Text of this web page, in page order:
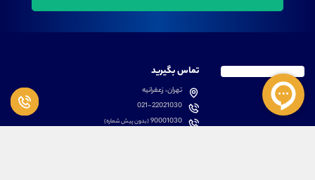
تماس بگیرید
تهران، زعفرانیه
021-22021030
90001030(بدون پیش شماره)